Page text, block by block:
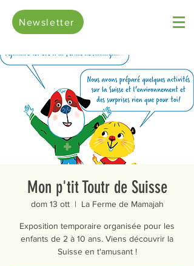
Newsletter
Mon p'tit Toutr de Suisse
dom 13 ott
  |
La Ferme de Mamajah
Exposition temporaire organisée pour les
enfants de 2 à 10 ans. Viens découvrir la
Suisse en t'amusant !